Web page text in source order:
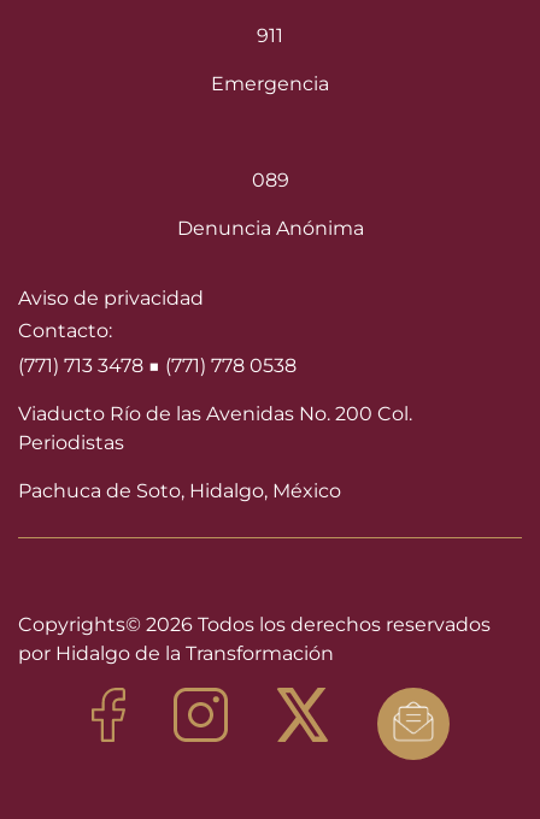
911
Emergencia
089
Denuncia Anónima
Aviso de privacidad
Contacto:
(771) 713 3478 ■ (771) 778 0538
Viaducto Río de las Avenidas No. 200 Col.
Periodistas
Pachuca de Soto, Hidalgo, México
Copyrights© 2026 Todos los derechos reservados
por Hidalgo de la Transformación